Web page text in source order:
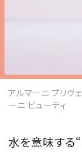
アルマーニ プリヴ
ーニ ビューティ
水を意味する